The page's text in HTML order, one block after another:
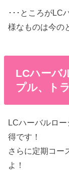
･･･ところがLC
様なものは今の
LCハーバ
プル、ト
LCハーバルロ
得です！
さらに定期コー
よ！